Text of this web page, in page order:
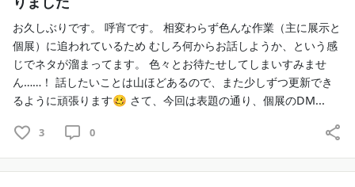
お久しぶりです。 呼宵です。 相変わらず色んな作業（主に展示と
個展）に追われているため むしろ何からお話しようか、という感
じでネタが溜まってます。 色々とお待たせしてしまいすみませ
ん……！ 話したいことは山ほどあるので、また少しずつ更新でき
るように頑張ります🥴 さて、今回は表題の通り、個展のDM...
3 0